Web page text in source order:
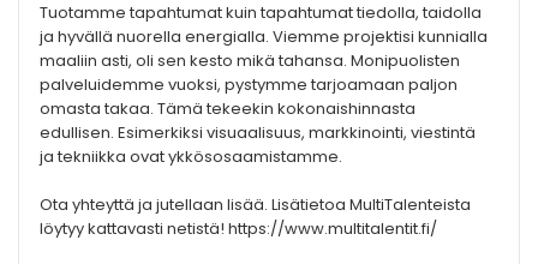
Tuotamme tapahtumat kuin tapahtumat tiedolla, taidolla
ja hyvällä nuorella energialla. Viemme projektisi kunnialla
maaliin asti, oli sen kesto mikä tahansa. Monipuolisten
palveluidemme vuoksi, pystymme tarjoamaan paljon
omasta takaa. Tämä tekeekin kokonaishinnasta
edullisen. Esimerkiksi visuaalisuus, markkinointi, viestintä
ja tekniikka ovat ykkösosaamistamme.
Ota yhteyttä ja jutellaan lisää. Lisätietoa MultiTalenteista
löytyy kattavasti netistä! https://www.multitalentit.fi/